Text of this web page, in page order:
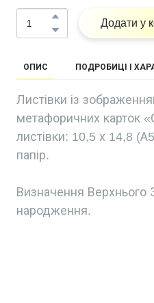
Додати у
ОПИС ПОДРОБИЦІ І
Листівки із
метафоричних карток
листівки: 10,5 х 14,8
папір.
Визначення Верхнього
народження.